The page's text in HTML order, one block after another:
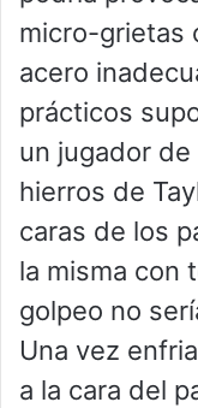
micro-grietas
acero
prácticos
un jugador
hierros de
caras de los
la misma con
golpeo no
Una vez
a la cara del